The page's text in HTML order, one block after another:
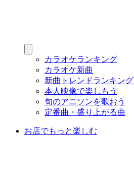
カラオケランキング
カラオケ新曲
新曲トレンドランキング
本人映像で楽しもう
旬のアニソンを歌おう
定番曲・盛り上がる曲
お店でもっと楽しむ